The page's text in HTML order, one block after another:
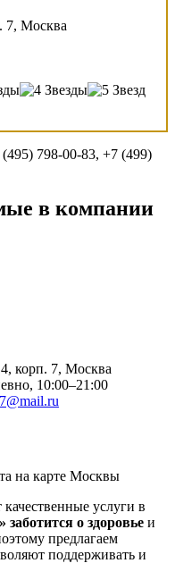
7, Москва
798-00-83, +7 (499)
в компании
корп. 7, Москва
10:00–21:00
на карте Москвы
качественные услуги в
заботится о здоровье и
предлагаем
поддерживать и